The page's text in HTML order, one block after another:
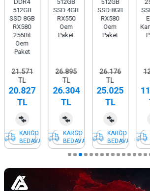
DDR4
512GB
SSD 8GB
RX580
256Bit
Oem
Paket
21.571
TL
20.827
TL
KARGO
BEDAVA
512GB
SSD 4GB
RX550
Oem
Paket
26.895
TL
26.304
TL
KARGO
BEDAVA
512GB
SSD 8GB
RX580
Oem
Paket
26.176
TL
25.025
TL
KARGO
BEDAVA